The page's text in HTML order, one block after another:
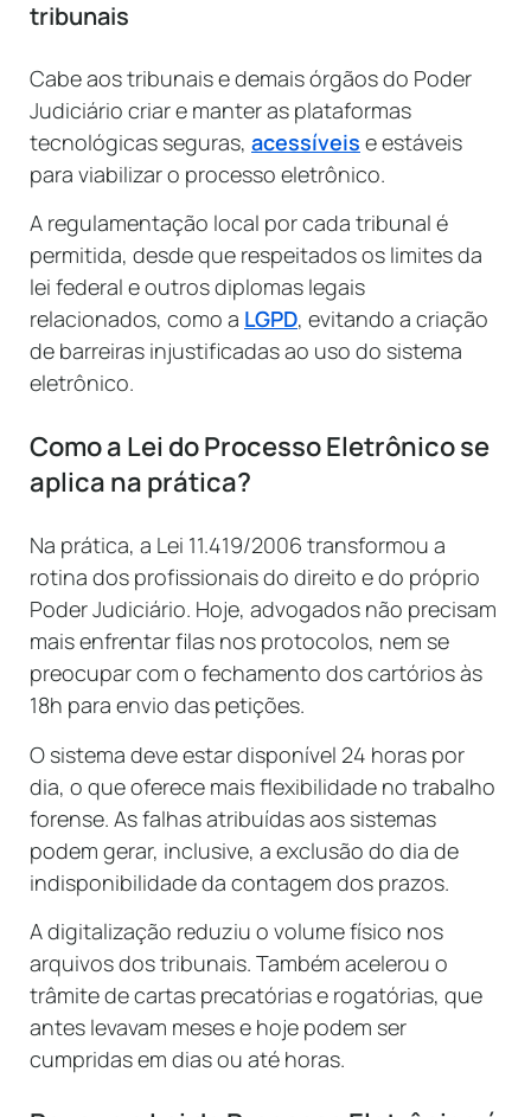
tribunais
Cabe aos tribunais e demais órgãos do Poder
Judiciário criar e manter as plataformas
tecnológicas seguras, acessíveis e estáveis
para viabilizar o processo eletrônico.
A regulamentação local por cada tribunal é
permitida, desde que respeitados os limites da
lei federal e outros diplomas legais
relacionados, como a LGPD, evitando a criação
de barreiras injustificadas ao uso do sistema
eletrônico.
Como a Lei do Processo Eletrônico se
aplica na prática?
Na prática, a Lei 11.419/2006 transformou a
rotina dos profissionais do direito e do próprio
Poder Judiciário. Hoje, advogados não precisam
mais enfrentar filas nos protocolos, nem se
preocupar com o fechamento dos cartórios às
18h para envio das petições.
O sistema deve estar disponível 24 horas por
dia, o que oferece mais flexibilidade no trabalho
forense. As falhas atribuídas aos sistemas
podem gerar, inclusive, a exclusão do dia de
indisponibilidade da contagem dos prazos.
A digitalização reduziu o volume físico nos
arquivos dos tribunais. Também acelerou o
trâmite de cartas precatórias e rogatórias, que
antes levavam meses e hoje podem ser
cumpridas em dias ou até horas.